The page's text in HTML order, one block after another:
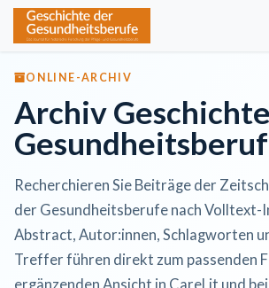
Zum Inhalt springen
ONLINE-ARCHIV
Archiv
Recherchieren Sie Beiträge der
der Gesundheitsberufe nach Volltext-
Abstract, Autor:innen, Schlagworten
Treffer führen direkt zum passenden